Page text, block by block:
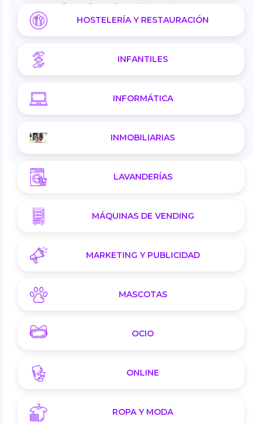
HOSTELERÍA Y RESTAURACIÓN
INFANTILES
INFORMÁTICA
INMOBILIARIAS
LAVANDERÍAS
MÁQUINAS DE VENDING
MARKETING Y PUBLICIDAD
MASCOTAS
OCIO
ONLINE
ROPA Y MODA